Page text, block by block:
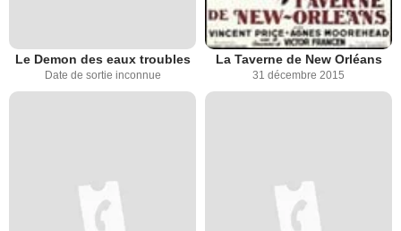
Le Demon des eaux troubles
Date de sortie inconnue
La Taverne de New Orléans
31 décembre 2015